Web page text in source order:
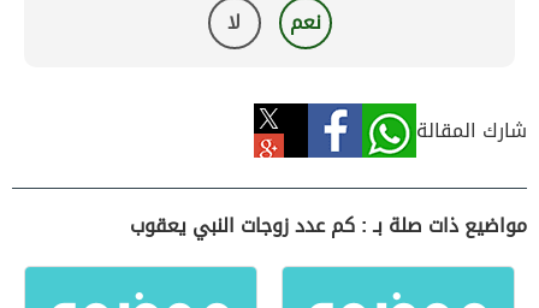
نعم لا
شارك المقالة
مواضيع ذات صلة بـ : كم عدد زوجات النبي يعقوب